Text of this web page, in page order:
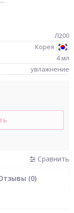
Л200
Корея
4 мл
увлажнение
Сравнить
(0)